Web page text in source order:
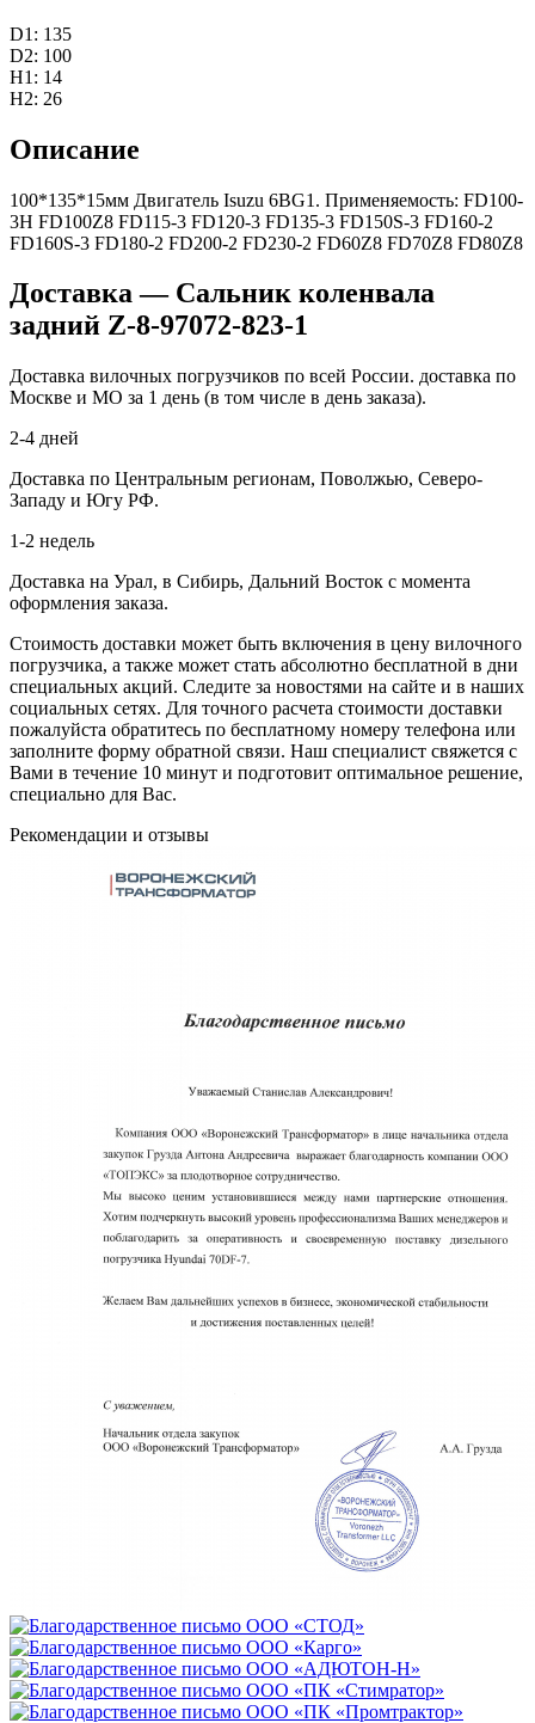
D1: 135
D2: 100
H1: 14
H2: 26
Описание
100*135*15мм Двигатель Isuzu 6BG1. Применяемость: FD100-
3H FD100Z8 FD115-3 FD120-3 FD135-3 FD150S-3 FD160-2
FD160S-3 FD180-2 FD200-2 FD230-2 FD60Z8 FD70Z8 FD80Z8
Доставка — Сальник коленвала
задний Z-8-97072-823-1
Доставка вилочных погрузчиков по всей России. доставка по
Москве и МО за 1 день (в том числе в день заказа).
2-4 дней
Доставка по Центральным регионам, Поволжью, Северо-
Западу и Югу РФ.
1-2 недель
Доставка на Урал, в Сибирь, Дальний Восток с момента
оформления заказа.
Стоимость доставки может быть включения в цену вилочного
погрузчика, а также может стать абсолютно бесплатной в дни
специальных акций. Следите за новостями на сайте и в наших
социальных сетях. Для точного расчета стоимости доставки
пожалуйста обратитесь по бесплатному номеру телефона или
заполните форму обратной связи. Наш специалист свяжется с
Вами в течение 10 минут и подготовит оптимальное решение,
специально для Вас.
Рекомендации и отзывы